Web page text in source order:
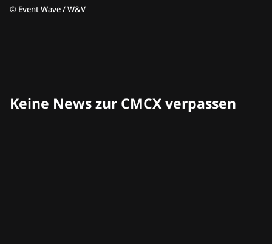
© Event Wave / W&V
Keine News zur CMCX verpassen